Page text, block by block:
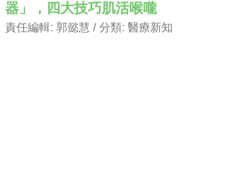
器」，四大技巧肌活喉嚨
責任編輯: 郭懿慧 / 分類: 醫療新知